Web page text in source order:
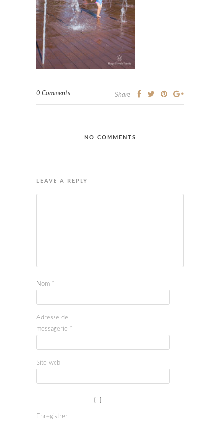
0 Comments Share
NO COMMENTS
LEAVE A REPLY
Nom *
Adresse de
messagerie *
Site web
Enregistrer